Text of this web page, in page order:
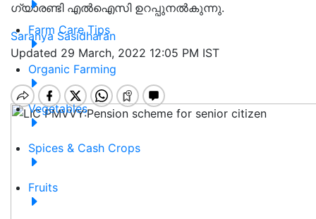
Farm Care Tips
Organic Farming
Vegetables
Spices & Cash Crops
Fruits
ഗ്യാരണ്ടി എൽഐസി ഉറപ്പുനൽകുന്നു.
Saranya Sasidharan
Updated 29 March, 2022 12:05 PM IST